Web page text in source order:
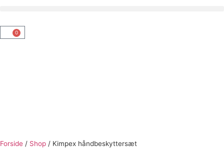
0
Forside / Shop / Kimpex håndbeskyttersæt